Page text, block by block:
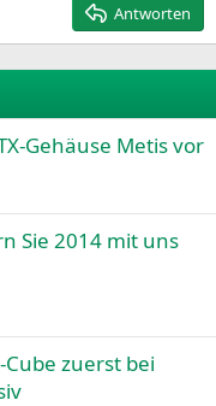
Antworten
Gehäuse Metis vor
Sie 2014 mit uns
Cube zuerst bei